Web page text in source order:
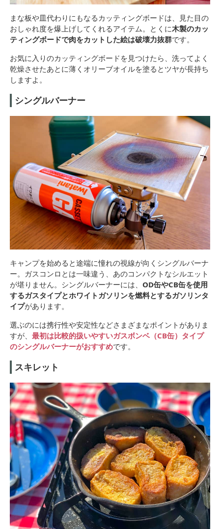
まな板や皿代わりにもなるカッティングボードは、見た目の
おしゃれ度を爆上げしてくれるアイテム。とくに木製のカッ
ティングボードで肉をカットした絵は破壊力抜群です。
お気に入りのカッティングボードを見つけたら、洗ってよく
乾燥させたあとに薄くオリーブオイルを塗るとツヤが長持ち
しますよ。
シングルバーナー
キャンプを始めると途端に憧れの視線が向くシングルバーナ
ー。ガスコンロとは一味違う、あのコンパクトなシルエット
が堪りません。シングルバーナーには、 OD缶やCB缶を使用
するガスタイプとホワイトガソリンを燃料とするガソリンタ
イプがあります。
選ぶのには携行性や安定性などさまざまなポイントがありま
すが、 最初は比較的扱いやすいガスボンベ（CB缶）タイプ
のシングルバーナーがおすすめです。
スキレット